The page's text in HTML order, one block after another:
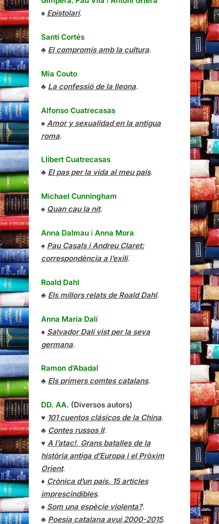
♠ Epistolari.
Santi Cortés
♣ El compromís amb la cultura.
Mia Couto
♣ La confessió de la lleona.
Alfonso Cuatrecasas
♠ Amor y sexualidad en la antigua
roma.
Llibert Cuatrecasas
♣ El pas per la vida al meu país.
Michael Cunningham
♠ Quan cau la nit.
Anna Dalmau i Anna Mora
♠ Pau Casals i Andreu Claret:
correspondència a l’exili.
Roald Dahl
♣ Els millors relats de Roald Dahl.
Anna Maria Dalí
♠ Salvador Dalí vist per la seva
germana.
Ramon d’Abadal
♣ Els primers comtes catalans.
DD. AA. (Diversos autors)
♥ 101 cuentos clásicos de la China.
♣ Contes russos II.
♥ A l’atac!, Grans batalles de la
història antiga d’Europa i el Pròxim
Orient.
♦ Crònica d’un país, 15 articles
imprescindibles.
♠ Som una espècie violenta?.
♣ Poesia catalana avui 2000-2015.